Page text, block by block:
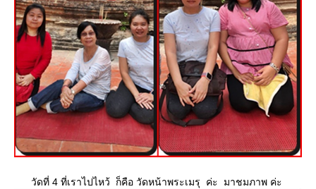
วัดที่ 4 ที่เราไปไหว้ ก็คือ วัดหน้าพระเมรุ ค่ะ มาชมภาพ ค่ะ